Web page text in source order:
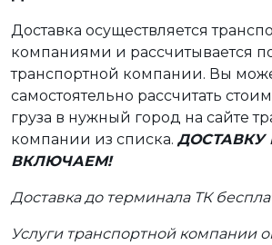
Доставка осуществляется
компаниями и рассчитывается
транспортной компании. Вы
самостоятельно рассчитать
груза в нужный город на сайте
компании из списка. ДОСТАВКУ
ВКЛЮЧАЕМ!
Доставка до терминала ТК
Услуги транспортной компании